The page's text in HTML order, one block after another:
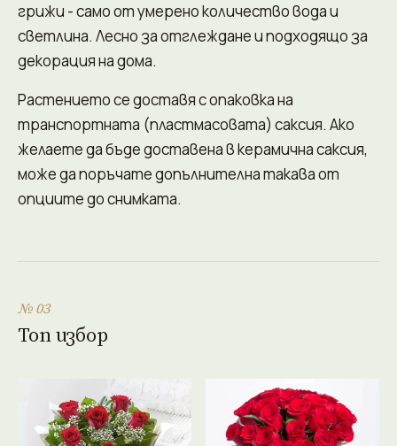
грижи - само от умерено количество вода и
светлина. Лесно за отглеждане и подходящо за
декорация на дома.
Растението се доставя с опаковка на
транспортната (пластмасовата) саксия. Ако
желаете да бъде доставена в керамична саксия,
може да поръчате допълнителна такава от
опциите до снимката.
№ 03
Топ избор